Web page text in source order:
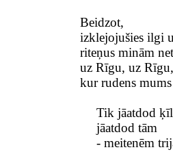
Beidzot,
izklejojušies ilgi
riteņus minām
uz Rīgu, uz
kur rudens
Tik jāatdod
jāatdod tām
- meitenēm